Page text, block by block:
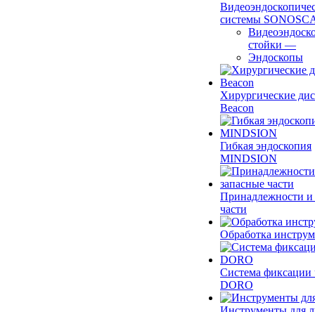
системы
стойки —
Эндоскопы
Хирургические
Beacon
Гибкая эндоскопия
MINDSION
Принадлежности и
части
Обработка
Система фиксации
DORO